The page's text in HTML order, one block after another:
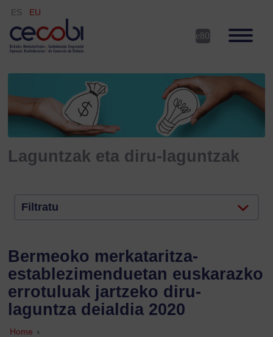
ES EU
Laguntzak eta diru-laguntzak
Filtratu
Bermeoko merkataritza-
establezimenduetan euskarazko
errotuluak jartzeko diru-
laguntza deialdia 2020
Home »